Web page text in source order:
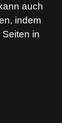
auch
indem
in